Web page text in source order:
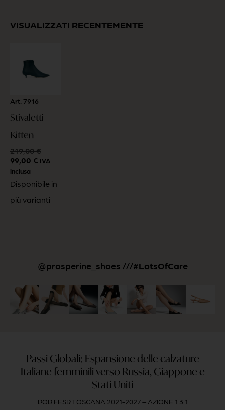
VISUALIZZATI RECENTEMENTE
Art. 7916
Stivaletti
Kitten
219,00€
99,00 € IVA
inclusa
Disponibile in
più varianti
@prosperine_shoes ///#LotsOfCare
Passi Globali: Espansione delle calzature
Italiane femminili verso Russia, Giappone e
Stati Uniti
POR FESR TOSCANA 2021-2027 – AZIONE 1.3.1